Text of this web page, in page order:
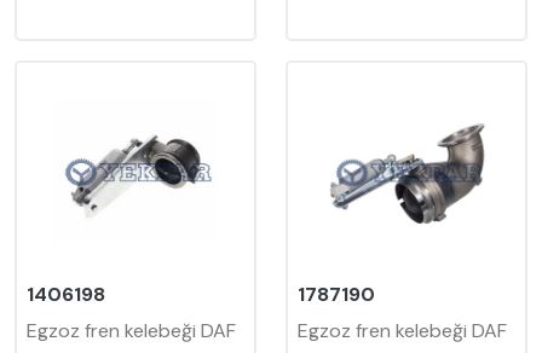
1406198
Egzoz fren kelebeği DAF
1787190
Egzoz fren kelebeği DAF